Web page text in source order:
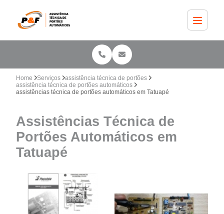
Home Serviços
assistência técnica de portões
assistência técnica de portões automáticos
assistências técnica de portões automáticos em Tatuapé
Assistências Técnica de
Portões Automáticos em
Tatuapé